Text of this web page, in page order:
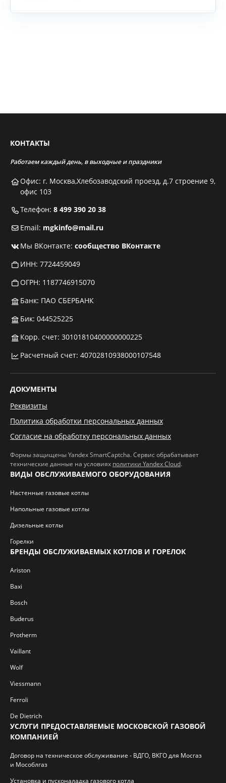
КОНТАКТЫ
Работаем каждый день, в выходные и праздники
Офис: г. Москва,Хлебозаводский проезд, д.7 строение 9,
офис 103
Телефон: 8 499 390 20 38
Email: mgkinfo@mail.ru
Мы ВКонтакте: сообщество ВКонтакте
ИНН: 7724459049
ОГРН: 1187746915070
Банк: ПАО СБЕРБАНК
Бик: 044525225
Корр. счет: 30101810400000000225
Расчетный счет: 40702810938000107548
ДОКУМЕНТЫ
Реквизиты
Политика обработки персональных данных
Согласие на обработку персональных данных
Формы защищены Yandex SmartCaptcha. Сервис обрабатывает
технические данные на условиях политики Yandex Cloud.
ВИДЫ ОБСЛУЖИВАЕМОГО ОБОРУДОВАНИЯ
Настенные газовые котлы
Напольные газовые котлы
Дизельные котлы
Горелки
БРЕНДЫ ОБСЛУЖИВАЕМЫХ КОТЛОВ И ГОРЕЛОК
Ariston
Baxi
Bosch
Buderus
Protherm
Vaillant
Wolf
Viessmann
Ferroli
De Dietrich
УСЛУГИ ПРЕДОСТАВЛЯЕМЫЕ МОСКОВСКОЙ ГАЗОВОЙ
КОМПАНИЕЙ
Договор на техническое обслуживание - ВДГО, ВКГО для Мосгаз
и Мособлгаз
Установка и пусконаладка газового котла